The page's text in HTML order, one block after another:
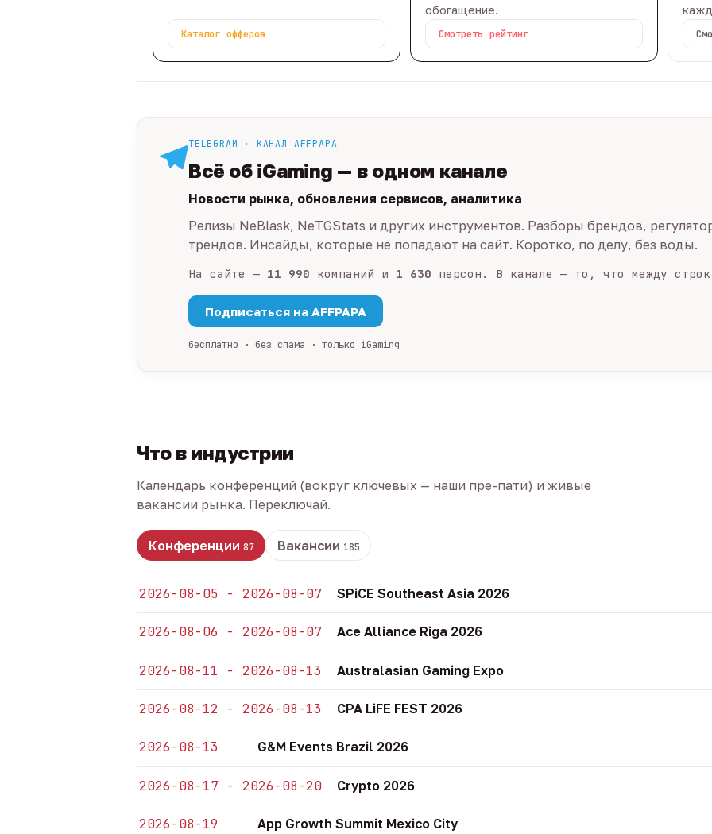
Каталог офферов
обогащение.
Смотреть рейтинг
TELEGRAM · КАНАЛ AFFPAPA
Всё об iGaming — в одном канале
Новости рынка, обновления сервисов, аналитика
Релизы NeBlask, NeTGStats и других инструментов. Разборы брендов,
трендов. Инсайды, которые не попадают на сайт. Коротко, по делу, без воды.
На сайте — 11 990 компаний и 1 630 персон. В канале — то, что между
Подписаться на AFFPAPA
бесплатно · без спама · только iGaming
Что в индустрии
Календарь конференций (вокруг ключевых — наши пре-пати) и живые
вакансии рынка. Переключай.
Конференции 87 Вакансии 185
2026-08-05 - 2026-08-07 SPiCE Southeast Asia 2026
2026-08-06 - 2026-08-07 Ace Alliance Riga 2026
2026-08-11 - 2026-08-13 Australasian Gaming Expo
2026-08-12 - 2026-08-13 CPA LiFE FEST 2026
2026-08-13 G&M Events Brazil 2026
2026-08-17 - 2026-08-20 Crypto 2026
2026-08-19 App Growth Summit Mexico City